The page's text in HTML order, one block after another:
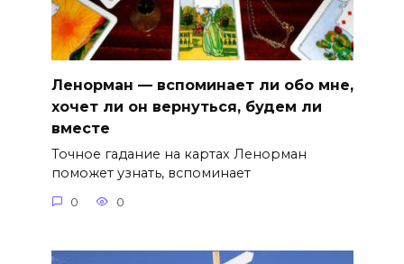
Ленорман — вспоминает ли обо мне,
хочет ли он вернуться, будем ли
вместе
Точное гадание на картах Ленорман
поможет узнать, вспоминает
0 0